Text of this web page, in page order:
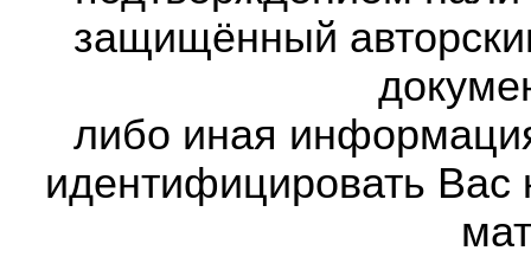
защищённый
либо иная
идентифицировать Вас